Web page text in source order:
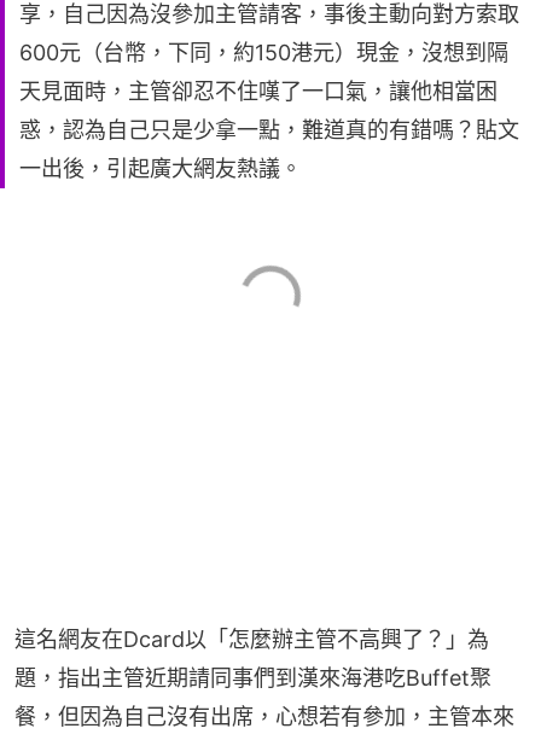
享，自己因為沒參加主管請客，事後主動向對方索取
600元（台幣，下同，約150港元）現金，沒想到隔
天見面時，主管卻忍不住嘆了一口氣，讓他相當困
惑，認為自己只是少拿一點，難道真的有錯嗎？貼文
一出後，引起廣大網友熱議。
這名網友在Dcard以「怎麼辦主管不高興了？」為
題，指出主管近期請同事們到漢來海港吃Buffet聚
餐，但因為自己沒有出席，心想若有參加，主管本來